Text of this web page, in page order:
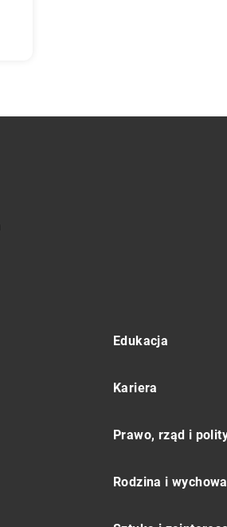
Edukacja
Kariera
Prawo, rząd i
Rodzina i